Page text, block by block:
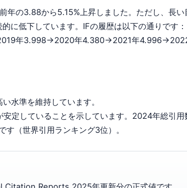
の3.88から5.15%上昇しました。ただし、長い
に低下しています。IFの履歴は以下の通りです：
年3.998→2020年4.380→2021年
水準を維持しています。
定していることを示しています。2024年総引用
（世界引用ランキング3位）。